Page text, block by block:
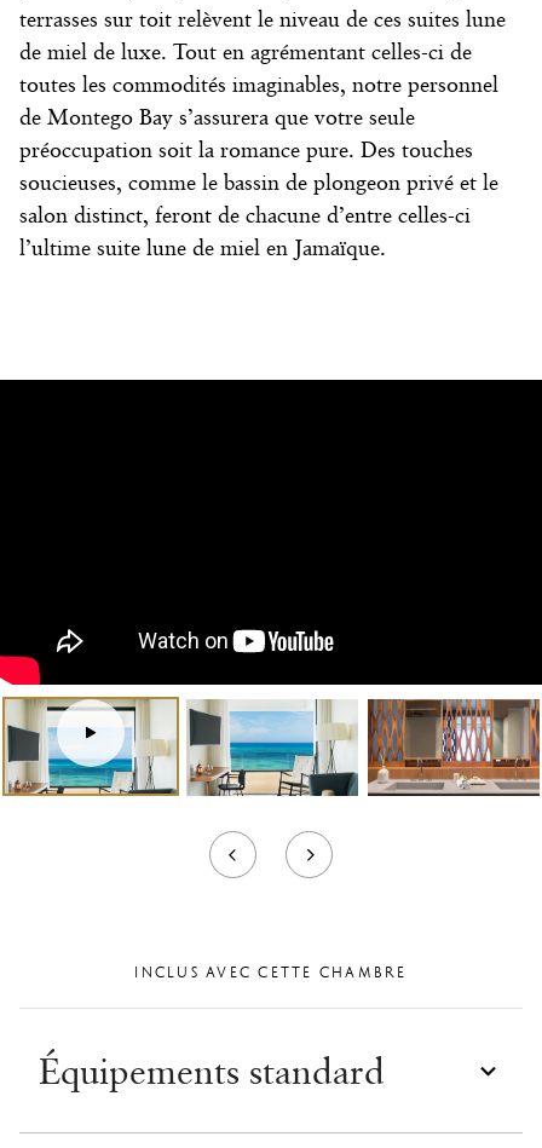
terrasses sur toit relèvent le niveau de ces suites lune
de miel de luxe. Tout en agrémentant celles-ci de
toutes les commodités imaginables, notre personnel
de Montego Bay s’assurera que votre seule
préoccupation soit la romance pure. Des touches
soucieuses, comme le bassin de plongeon privé et le
salon distinct, feront de chacune d’entre celles-ci
l’ultime suite lune de miel en Jamaïque.
Tour
virtuel
INCLUS AVEC CETTE CHAMBRE
Équipements standard